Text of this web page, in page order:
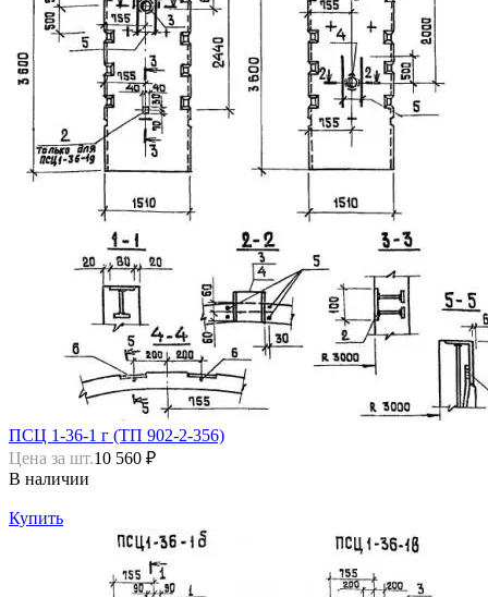
ПСЦ 1-36-1 г (ТП 902-2-356)
Цена за шт.10 560 ₽
В наличии
Купить